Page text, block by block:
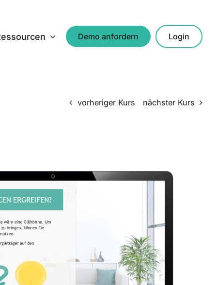
Demo anfordern Login
vorheriger Kurs nächster Kurs